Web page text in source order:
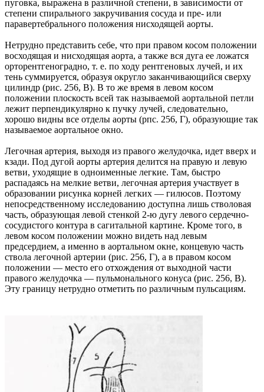
пуговка, выражена в различной степени, в зависимости от
степени спирального закручивания сосуда и пре- или
паравертебрального положения нисходящей аорты.
Нетрудно представить себе, что при правом косом положении
восходящая и нисходящая аорта, а также вся дуга ее ложатся
орторентгеноградно, т. е. по ходу рентгеновых лучей, и их
тень суммируется, образуя округло заканчивающийся сверху
цилиндр (рис. 256, В). В то же время в левом косом
положении плоскость всей так называемой аортальной петли
лежит перпендикулярно к пучку лучей, следовательно,
хорошо видны все отделы аорты (рпс. 256, Г), образующие так
называемое аортальное окно.
Легочная артерия, выходя из правого желудочка, идет вверх и
кзади. Под дугой аорты артерия делится на правую и левую
ветви, уходящие в одноименные легкие. Там, быстро
распадаясь на мелкие ветви, легочная артерия участвует в
образовании рисунка корней легких — гилюсов. Поэтому
непосредственному исследованию доступна лишь стволовая
часть, образующая левой стенкой 2-ю дугу левого сердечно-
сосудистого контура в сагитальной картине. Кроме того, в
левом косом положении можно видеть над левым
предсердием, а именно в аортальном окне, концевую часть
ствола легочной артерии (рис. 256, Г), а в правом косом
положении — место его отхождения от выходной части
правого желудочка — пульмонального конуса (рис. 256, В).
Эту границу нетрудно отметить по различным пульсациям.